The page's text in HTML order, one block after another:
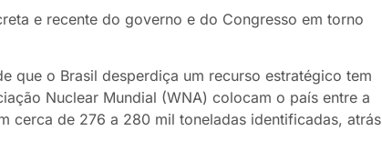
e recente do governo e do Congresso em torno
que o Brasil desperdiça um recurso estratégico tem
Nuclear Mundial (WNA) colocam o país entre a
cerca de 276 a 280 mil toneladas identificadas, atrás